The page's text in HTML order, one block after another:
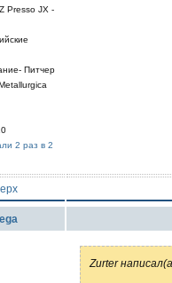
Presso JX -
Питчер
2 раз в 2
Zurter